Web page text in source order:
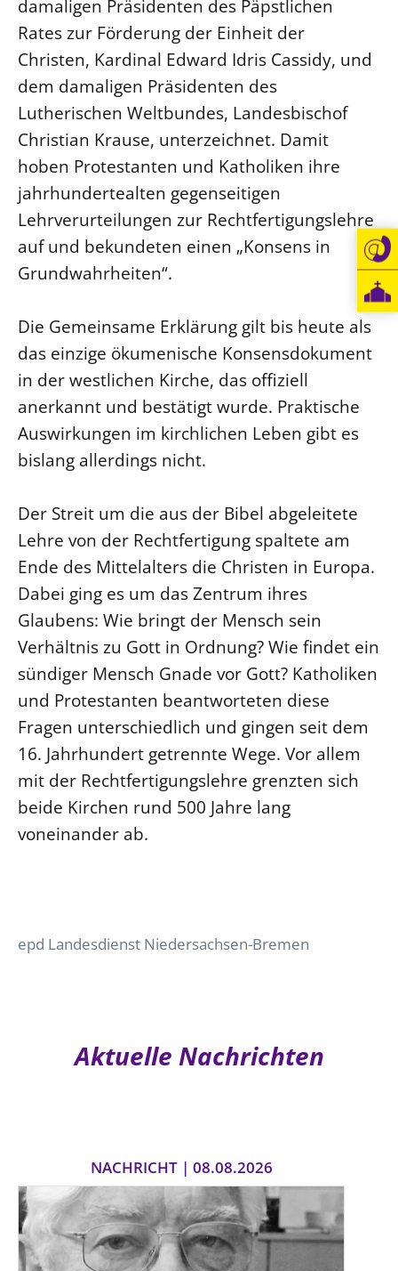
damaligen Präsidenten des Päpstlichen
Rates zur Förderung der Einheit der
Christen, Kardinal Edward Idris Cassidy, und
dem damaligen Präsidenten des
Lutherischen Weltbundes, Landesbischof
Christian Krause, unterzeichnet. Damit
hoben Protestanten und Katholiken ihre
jahrhundertealten gegenseitigen
Lehrverurteilungen zur Rechtfertigungslehre
auf und bekundeten einen „Konsens in
Grundwahrheiten“.
Die Gemeinsame Erklärung gilt bis heute als
das einzige ökumenische Konsensdokument
in der westlichen Kirche, das offiziell
anerkannt und bestätigt wurde. Praktische
Auswirkungen im kirchlichen Leben gibt es
bislang allerdings nicht.
Der Streit um die aus der Bibel abgeleitete
Lehre von der Rechtfertigung spaltete am
Ende des Mittelalters die Christen in Europa.
Dabei ging es um das Zentrum ihres
Glaubens: Wie bringt der Mensch sein
Verhältnis zu Gott in Ordnung? Wie findet ein
sündiger Mensch Gnade vor Gott? Katholiken
und Protestanten beantworteten diese
Fragen unterschiedlich und gingen seit dem
16. Jahrhundert getrennte Wege. Vor allem
mit der Rechtfertigungslehre grenzten sich
beide Kirchen rund 500 Jahre lang
voneinander ab.
epd Landesdienst Niedersachsen-Bremen
Aktuelle Nachrichten
NACHRICHT | 08.08.2026